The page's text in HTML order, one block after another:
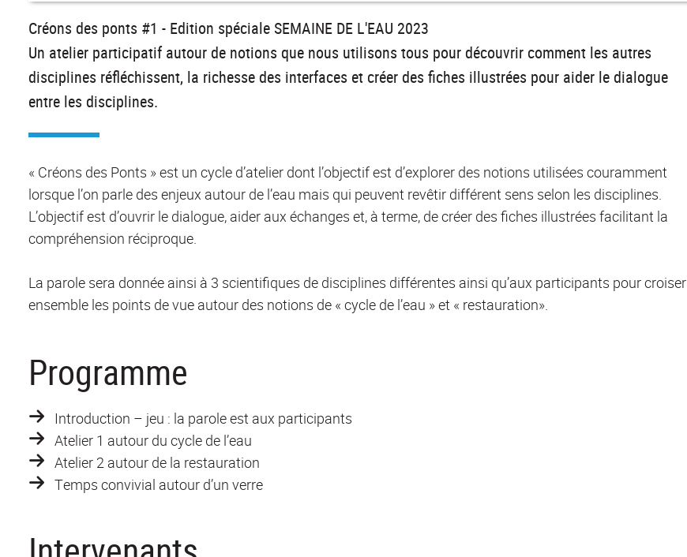
Créons des ponts #1 - Edition spéciale SEMAINE DE L'EAU 2023
Un atelier participatif autour de notions que nous utilisons tous pour découvrir comment les autres
disciplines réfléchissent, la richesse des interfaces et créer des fiches illustrées pour aider le dialogue
entre les disciplines.
« Créons des Ponts » est un cycle d’atelier dont l’objectif est d’explorer des notions utilisées couramment
lorsque l’on parle des enjeux autour de l’eau mais qui peuvent revêtir différent sens selon les disciplines.
L’objectif est d’ouvrir le dialogue, aider aux échanges et, à terme, de créer des fiches illustrées facilitant la
compréhension réciproque.
La parole sera donnée ainsi à 3 scientifiques de disciplines différentes ainsi qu’aux participants pour croiser
ensemble les points de vue autour des notions de « cycle de l’eau » et « restauration».
Programme
Introduction – jeu : la parole est aux participants
Atelier 1 autour du cycle de l’eau
Atelier 2 autour de la restauration
Temps convivial autour d’un verre